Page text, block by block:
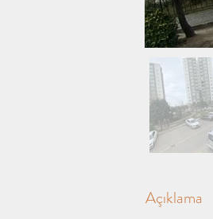
Açıklama